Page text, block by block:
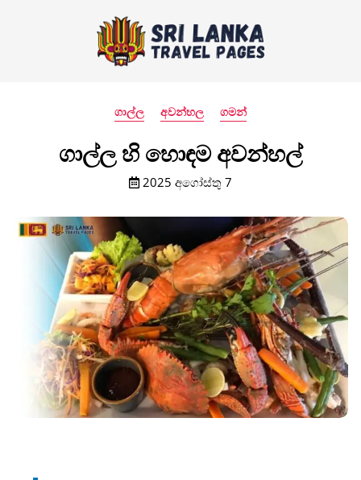
ගාල්ල අවන්හල ගමන්
ගාල්ල හි හොඳම අවන්හල්
2025 අගෝස්තු 7